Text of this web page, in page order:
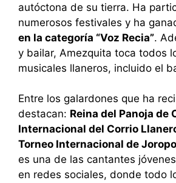
autóctona de su tierra. Ha
numerosos festivales y ha
en la categoría “Voz Recia”.
y bailar, Amezquita toca todos
musicales llaneros, incluido el
Entre los galardones que ha
destacan: Reina del Panoja de
Internacional del Corrio
Torneo Internacional de Joropo
es una de las cantantes
en redes sociales, donde todo